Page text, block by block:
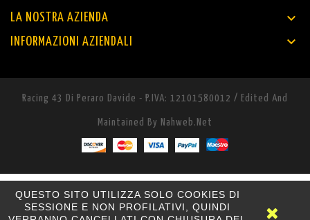
LA NOSTRA AZIENDA 
INFORMAZIONI AZIENDALI 
QUESTO SITO UTILIZZA SOLO COOKIES DI
SESSIONE E NON PROFILATIVI, QUINDI
Racing 43 Di Peraro Davide - P.IVA: 12101580012 / Edited And
Maintained By Nahweb.net